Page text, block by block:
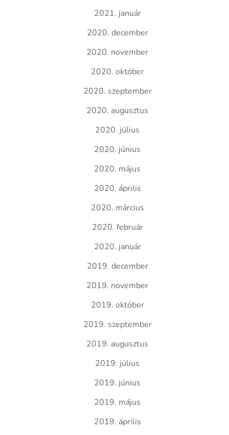
2021. január
2020. december
2020. november
2020. október
2020. szeptember
2020. augusztus
2020. július
2020. június
2020. május
2020. április
2020. március
2020. február
2020. január
2019. december
2019. november
2019. október
2019. szeptember
2019. augusztus
2019. július
2019. június
2019. május
2019. április